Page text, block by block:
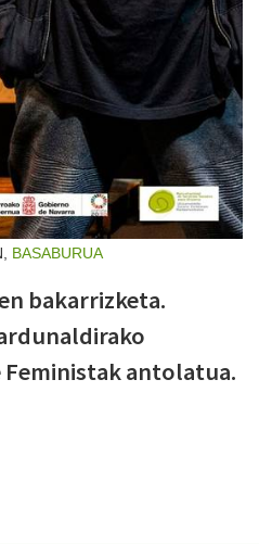
BASABURUA
bakarrizketa.
antolatua.